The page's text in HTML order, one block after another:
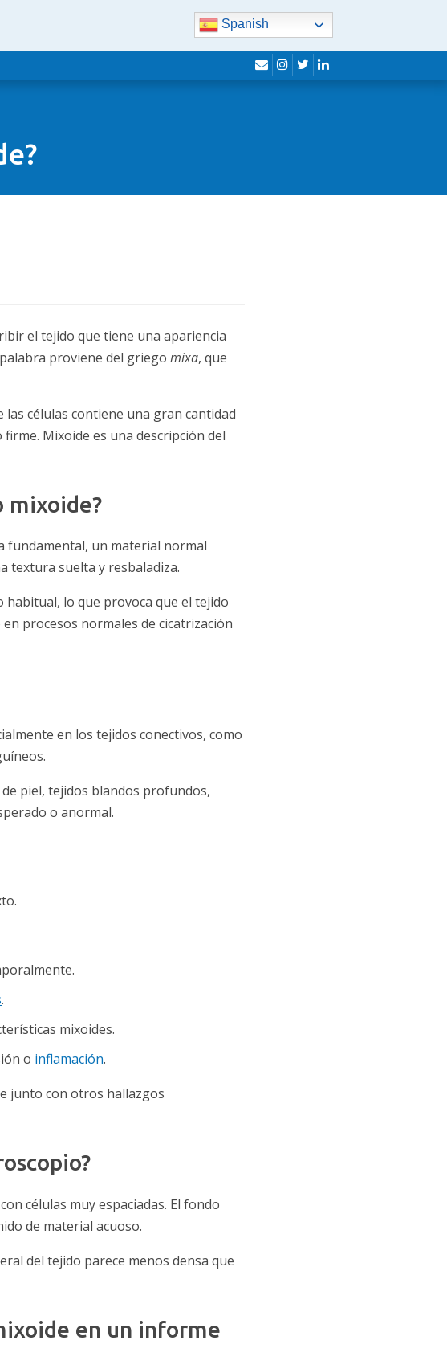
Spanish
sobreInstagram
TwitterLinkedin
el tejido que tiene una apariencia
proviene del griego mixa, que
células contiene una gran cantidad
Mixoide es una descripción del
mixoide?
fundamental, un material normal
textura suelta y resbaladiza.
habitual, lo que provoca que el tejido
procesos normales de cicatrización
en los tejidos conectivos, como
piel, tejidos blandos profundos,
o anormal.
.
mixoides.
o inflamación.
junto con otros hallazgos
células muy espaciadas. El fondo
de material acuoso.
del tejido parece menos densa que
en un informe